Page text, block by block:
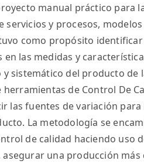
manual práctico para
y procesos,
como propósito identificar
en las medidas y
sistemático del producto de
herramientas de Control De
las fuentes de variación para
La metodología se
de calidad haciendo uso
una producción más